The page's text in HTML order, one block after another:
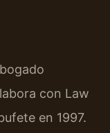
con Law
en 1997.